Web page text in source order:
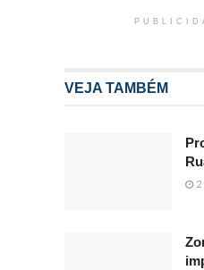
VEJA TAMBÉM
2